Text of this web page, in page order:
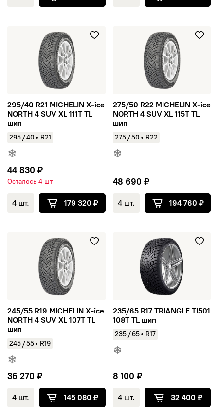
295/40 R21 MICHELIN X-ice NORTH 4 SUV XL 111T TL шип
295/40 R21 MICHELIN X-ice
NORTH 4 SUV XL 111T TL
шип
295/40 • R21
44 830 ₽
Осталось 4 шт
4 шт. 179 320 ₽
275/50 R22 MICHELIN X-ice
275/50 R22 MICHELIN X-ice
NORTH 4 SUV XL 115T TL
шип
275 /50 • R22
48 690 ₽
4 шт. 194 760 ₽
245/55 R19 MICHELIN X-ice NORTH 4 SUV XL 107T TL шип
245/55 R19 MICHELIN X-ice
NORTH 4 SUV XL 107T TL
шип
245/55• R19
36 270 ₽
4 шт. 145 080 ₽
235/65 R17 TRIANGLE TI501
235/65 R17 TRIANGLE TI501
108T TL шип
235 / 65 • R17
8 100 ₽
4 шт. 32 400 ₽